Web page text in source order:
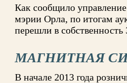
Как сообщило
мэрии Орла, по итогам
перешли в
МАГНИТНАЯ
В начале 2013 года